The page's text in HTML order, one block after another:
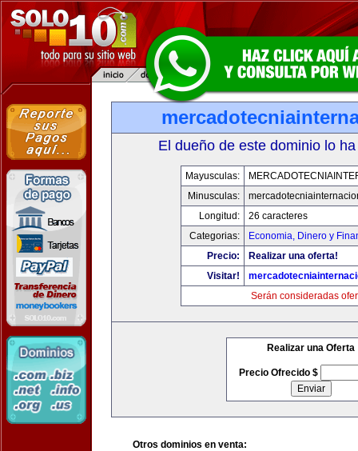
El dueño de este dominio lo
Mayusculas:
Minusculas:
Longitud:
26 caracteres
Categorias:
Economia, Dinero y
Precio:
Realizar una oferta!
Visitar!
Serán consideradas
Realizar una Oferta
Precio Ofrecido $
Otros dominios en venta: